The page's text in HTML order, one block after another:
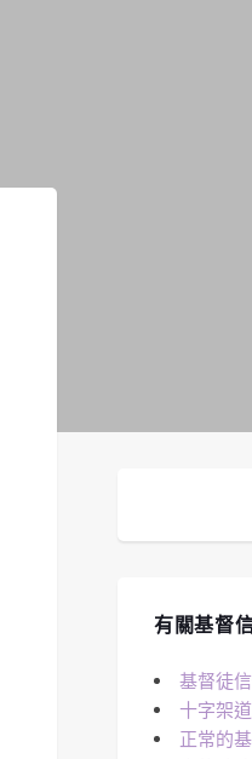
有關基督
基督徒
十字架道
正常的